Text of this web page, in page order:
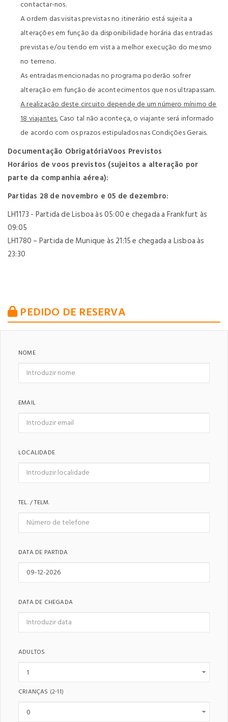
contactar-nos.
A ordem das visitas previstas no itinerário está sujeita a
alterações em função da disponibilidade horária das entradas
previstas e/ou tendo em vista a melhor execução do mesmo
no terreno.
As entradas mencionadas no programa poderão sofrer
alteração em função de acontecimentos que nos ultrapassam.
A realização deste circuito depende de um número mínimo de
18 viajantes.Caso tal não aconteça, o viajante será informado
de acordo com os prazos estipulados nas Condições Gerais.
Documentação ObrigatóriaVoos Previstos
Horários de voos previstos (sujeitos a alteração por
parte da companhia aérea):
Partidas 28 de novembro e 05 de dezembro:
LH1173 - Partida de Lisboa às 05:00 e chegada a Frankfurt às
09:05
LH1780 – Partida de Munique às 21:15 e chegada a Lisboa às
23:30
PEDIDO DE RESERVA
NOME
EMAIL
LOCALIDADE
TEL. / TELM.
DATA DE PARTIDA
DATA DE CHEGADA
ADULTOS
CRIANÇAS (2-11)